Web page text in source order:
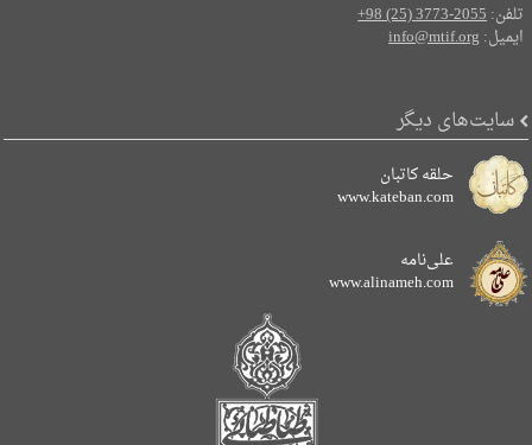
تلفن:+98 (25) 3773-2055
ایمیل:info@mtif.org
سایت‌های دیگر
حلقه کاتبان
www.kateban.com
علی‌نامه
www.alinameh.com